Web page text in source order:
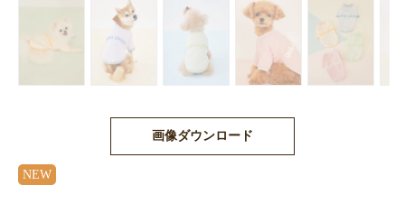
画像ダウンロード
NEW